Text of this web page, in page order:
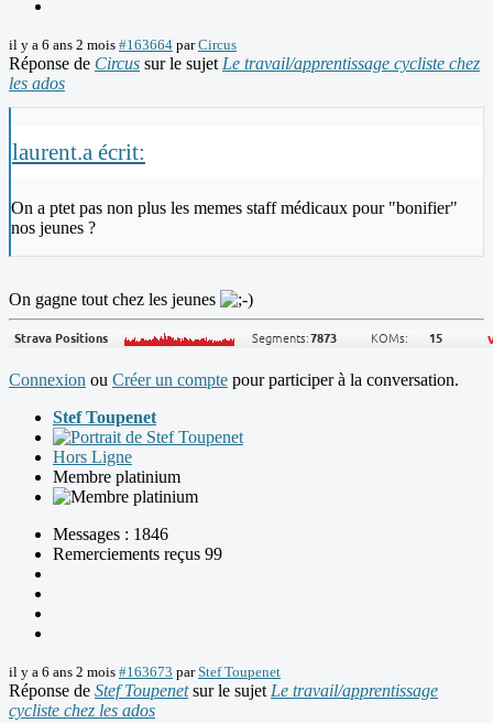
il y a 6 ans 2 mois #163664 parCircus
Réponse de Circus sur le sujet Le travail/apprentissage cycliste chez
les ados
laurent.a écrit:
On a ptet pas non plus les memes staff médicaux pour "bonifier"
nos jeunes ?
On gagne tout chez les jeunes
Connexion ou Créer un compte pour participer à la conversation.
Stef Toupenet
Hors Ligne
Membre platinium
Messages : 1846
Remerciements reçus 99
il y a 6 ans 2 mois #163673 parStef Toupenet
Réponse de Stef Toupenetsur le sujet Le travail/apprentissage
cycliste chez les ados